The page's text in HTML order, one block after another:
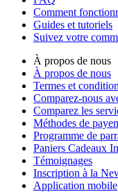
Comment
Guides et tutoriels
Suivez votre
À propos de nous
À propos de nous
Termes et
Comparez-nous
Comparez les
Méthodes de
Programme de
Paniers Cadeaux
Témoignages
Inscription à la
Application mobile